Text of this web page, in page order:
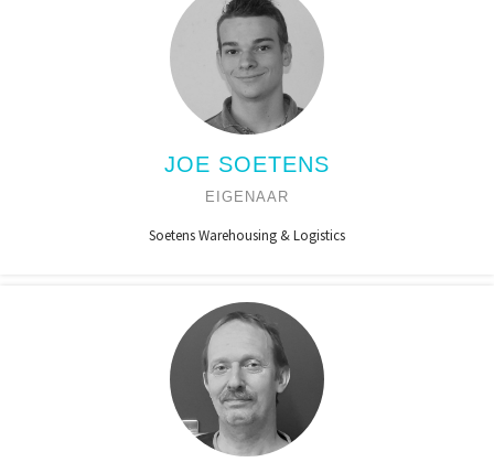
JOE SOETENS
EIGENAAR
Soetens Warehousing & Logistics